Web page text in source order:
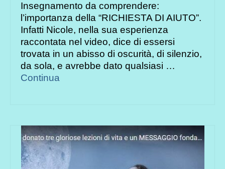
Insegnamento da comprendere:
l’importanza della “RICHIESTA DI AIUTO”.
Infatti Nicole, nella sua esperienza
raccontata nel video, dice di essersi
trovata in un abisso di oscurità, di silenzio,
da sola, e avrebbe dato qualsiasi …
Continua